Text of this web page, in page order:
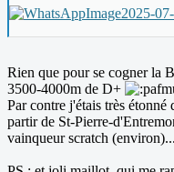
Rien que pour se cogner la
3500-4000m de D+
Par contre j'étais très
partir de St-Pierre-
vainqueur scratch